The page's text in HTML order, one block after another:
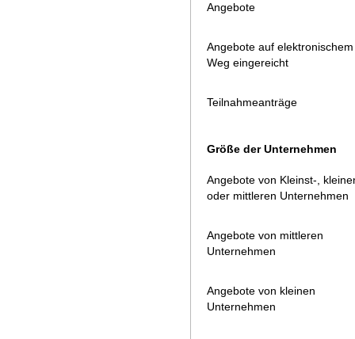
Angebote
Angebote auf elektronischem
Weg eingereicht
Teilnahmeanträge
Größe der Unternehmen
Angebote von Kleinst-,
oder mittleren Unternehmen
Angebote von mittleren
Unternehmen
Angebote von kleinen
Unternehmen